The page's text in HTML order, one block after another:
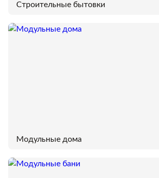
Строительные бытовки
Модульные дома